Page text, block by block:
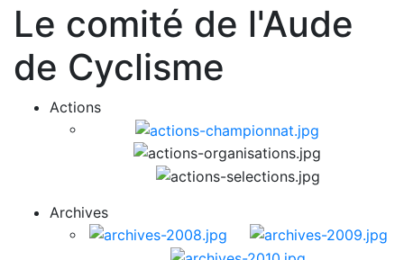
Le comité de l'Aude
de Cyclisme
Actions
Archives